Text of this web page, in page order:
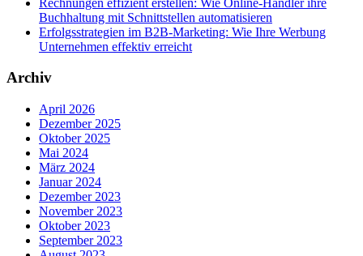
Buchhaltung mit Schnittstellen automatisieren
Erfolgsstrategien im B2B-Marketing: Wie Ihre Werbung
Unternehmen effektiv erreicht
Archiv
April 2026
Dezember 2025
Oktober 2025
Mai 2024
März 2024
Januar 2024
Dezember 2023
November 2023
Oktober 2023
September 2023